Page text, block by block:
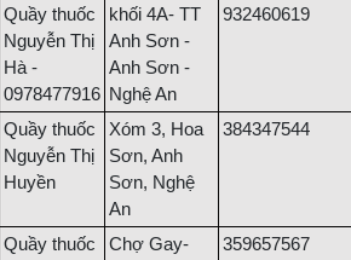
Quầy thuốc
Nguyễn Thị
Hà -
0978477916
khối 4A- TT
Anh Sơn -
Anh Sơn -
Nghệ An
932460619
Quầy thuốc
Nguyễn Thị
Huyền
Xóm 3, Hoa
Sơn, Anh
Sơn, Nghệ
An
384347544
Quầy thuốc
Chợ Gay-
359657567